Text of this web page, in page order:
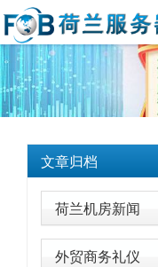
文章归档
荷兰机房新闻
外贸商务礼仪